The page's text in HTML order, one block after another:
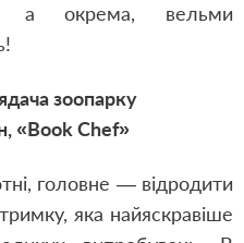
а окрема, вельми
зоопарку
«Book Chef»
головне — відродити
яка найяскравіше